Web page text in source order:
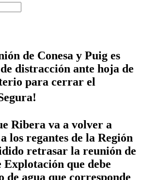
de Conesa y Puig es
distracción ante hoja de
para cerrar el
Ribera va a volver a
los regantes de la Región
retrasar la reunión de
Explotación que debe
de agua que corresponde